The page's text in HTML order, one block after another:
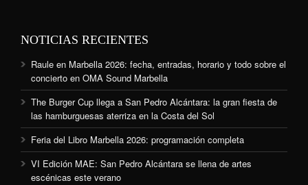
NOTICIAS RECIENTES
Raule en Marbella 2026: fecha, entradas, horario y todo sobre el
concierto en OMA Sound Marbella
The Burger Cup llega a San Pedro Alcántara: la gran fiesta de
las hamburguesas aterriza en la Costa del Sol
Feria del Libro Marbella 2026: programación completa
VI Edición MAE: San Pedro Alcántara se llena de artes
escénicas este verano